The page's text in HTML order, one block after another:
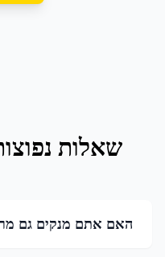
שאלות
האם אתם מנקים גם